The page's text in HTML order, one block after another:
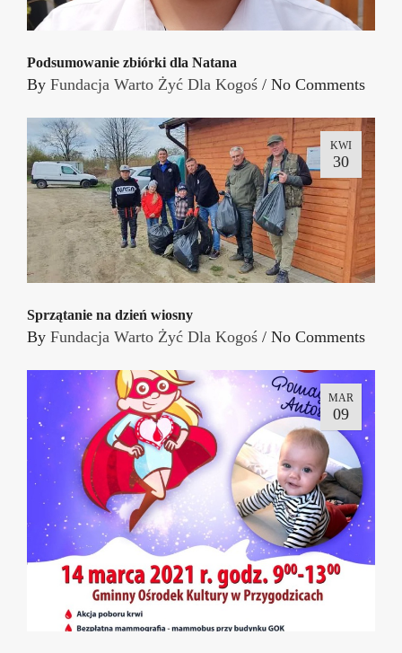
Podsumowanie zbiórki dla Natana
By Fundacja Warto Żyć Dla Kogoś / No Comments
KWI
30
Sprzątanie na dzień wiosny
By Fundacja Warto Żyć Dla Kogoś / No Comments
MAR
09